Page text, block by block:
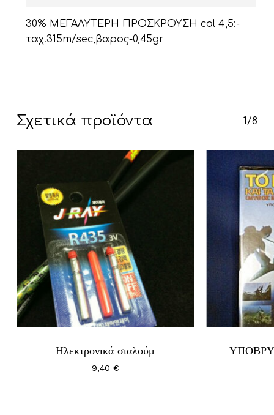
Go To Shop
30% ΜΕΓΑΛΥΤΕΡΗ ΠΡΟΣΚΡΟΥΣΗ cal 4,5:-
ταχ.315m/sec,βαρος-0,45gr
Σχετικά προϊόντα 1/8
Ηλεκτρονικά σιαλούμ
9,40 €